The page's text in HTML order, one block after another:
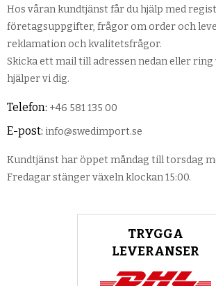
Hos våran kundtjänst får du hjälp med
företagsuppgifter, frågor om order och
reklamation och kvalitetsfrågor.
Skicka ett mail till adressen nedan eller ring
hjälper vi dig.
Telefon: +46 581 135 00
E-post: info@swedimport.se
Kundtjänst har öppet måndag till torsdag
Fredagar stänger växeln klockan 15:00.
TRYGGA
LEVERANSER